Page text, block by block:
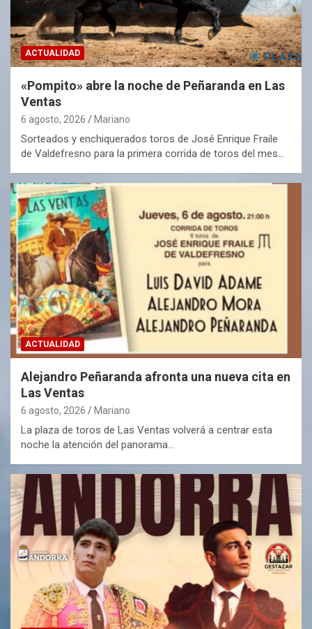
ACTUALIDAD
«Pompito» abre la noche de Peñaranda en Las
Ventas
6 agosto, 2026 Mariano
Sorteados y enchiquerados toros de José Enrique Fraile
de Valdefresno para la primera corrida de toros del mes…
ACTUALIDAD
Alejandro Peñaranda afronta una nueva cita en
Las Ventas
6 agosto, 2026 Mariano
La plaza de toros de Las Ventas volverá a centrar esta
noche la atención del panorama…